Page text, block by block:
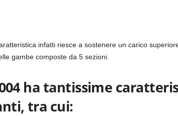
infatti riesce a sostenere un carico
gambe composte da 5 sezioni.
ha tantissime
tra cui: